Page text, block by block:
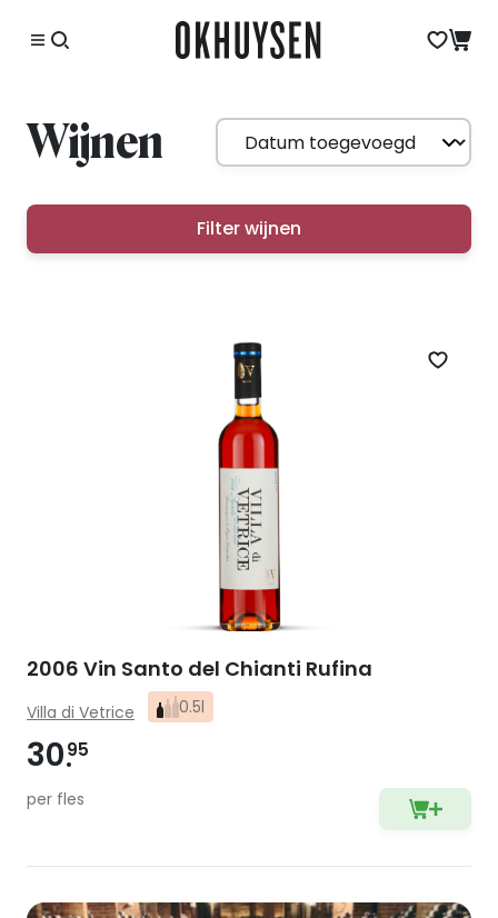
Wijnen
Filter wijnen
Zet
2006 Vin Santo del Chianti Rufina
Villa di Vetrice 0.5l
3095
per fles